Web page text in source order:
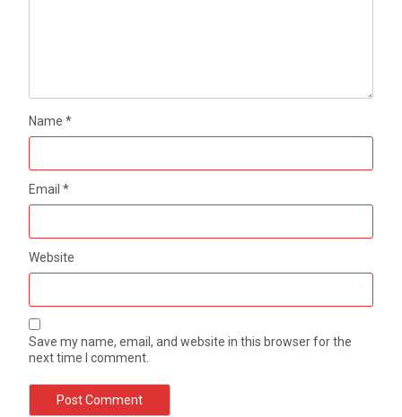
Name*
Email*
Website
Save my name, email, and website in this browser for the
next time I comment.